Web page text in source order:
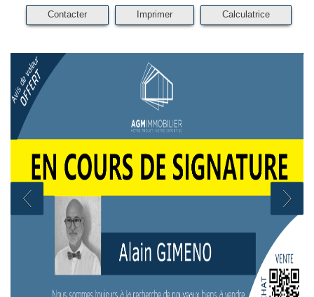
Contacter Imprimer Calculatrice